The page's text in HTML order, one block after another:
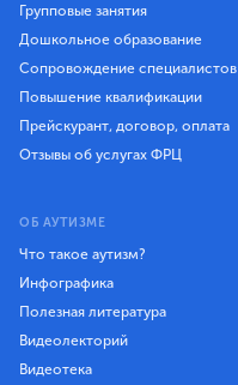
Групповые занятия
Дошкольное образование
Сопровождение специалистов
Повышение квалификации
Прейскурант, договор, оплата
Отзывы об услугах ФРЦ
ОБ АУТИЗМЕ
Что такое аутизм?
Инфографика
Полезная литература
Видеолекторий
Видеотека